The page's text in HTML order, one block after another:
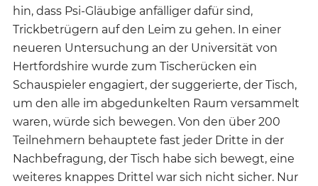
hin, dass Psi-Gläubige anfälliger dafür sind,
Trickbetrügern auf den Leim zu gehen. In einer
neueren Untersuchung an der Universität von
Hertfordshire wurde zum Tischerücken ein
Schauspieler engagiert, der suggerierte, der Tisch,
um den alle im abgedunkelten Raum versammelt
waren, würde sich bewegen. Von den über 200
Teilnehmern behauptete fast jeder Dritte in der
Nachbefragung, der Tisch habe sich bewegt, eine
weiteres knappes Drittel war sich nicht sicher. Nur